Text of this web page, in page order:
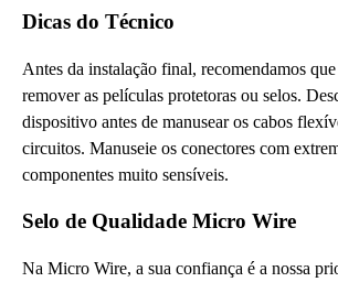
Dicas do Técnico
Antes da instalação final, recomendamos que
remover as películas protetoras ou selos.
dispositivo antes de manusear os cabos
circuitos. Manuseie os conectores com
componentes muito sensíveis.
Selo de Qualidade Micro Wire
Na Micro Wire, a sua confiança é a nossa